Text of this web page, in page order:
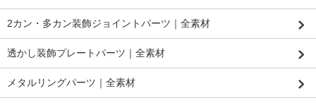
2カン・多カン装飾ジョイントパーツ｜全素材
透かし装飾プレートパーツ｜全素材
メタルリングパーツ｜全素材